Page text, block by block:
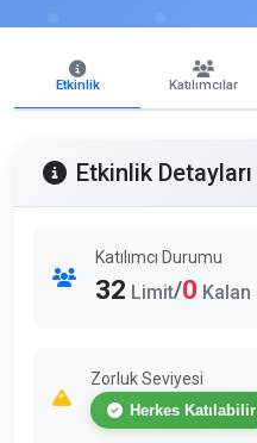
Etkinlik Katılımcılar
Etkinlik Detayları
Katılımcı Durumu
32 Limit/0 Kalan
Zorluk Seviyesi
Herkes Katılabilir